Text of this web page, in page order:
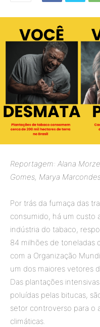
Reportagem: Alana
Gomes, Marya
Por trás da fumaça das
consumido, há um custo
indústria do tabaco,
84 milhões de toneladas
com a Organização
um dos maiores vetores
Das plantações
poluídas pelas bitucas,
setor controverso para o
climáticas.